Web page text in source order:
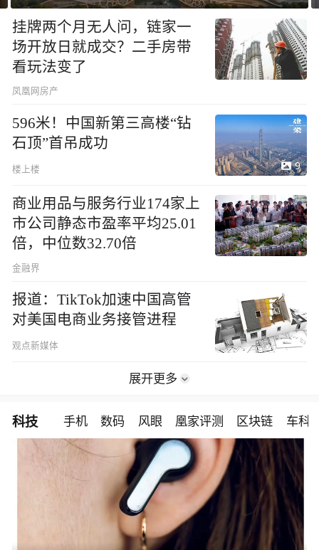
挂牌两个月无人问，链家一
场开放日就成交？二手房带
看玩法变了
凤凰网房产
596米！中国新第三高楼“钻
石顶”首吊成功
楼上楼 9
商业用品与服务行业174家上
市公司静态市盈率平均25.01
倍，中位数32.70倍
金融界
报道：TikTok加速中国高管
对美国电商业务接管进程
观点新媒体
展开更多
科技 手机 数码 风眼 凰家评测 区块链 车科